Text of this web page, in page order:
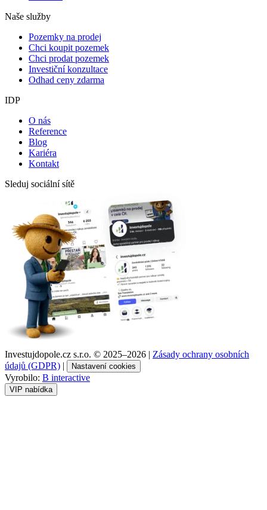
Naše služby
Pozemky na prodej
Chci koupit pozemek
Chci prodat pozemek
Investiční konzultace
Odhad ceny zdarma
IDP
O nás
Reference
Blog
Kariéra
Kontakt
Sleduj sociální sítě
Investujdopole.cz s.r.o. © 2025–2026 | Zásady ochrany osobních
údajů (GDPR) | Nastavení cookies
Vyrobilo: B interactive
VIP nabídka